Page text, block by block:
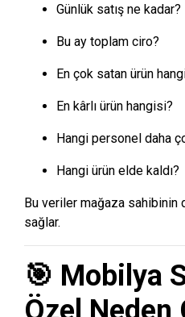
Günlük satış ne kadar?
Bu ay toplam ciro?
En çok satan ürün
En kârlı ürün hangisi?
Hangi personel daha
Hangi ürün elde kaldı?
Bu veriler mağaza sahibinin
sağlar.
🎯 Mobilya
Özel Neden